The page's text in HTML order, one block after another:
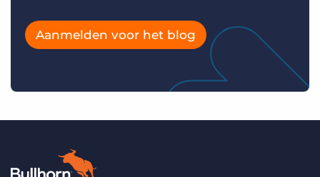
Aanmelden voor het blog